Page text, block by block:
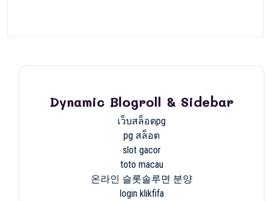
Dynamic Blogroll & Sidebar
เว็บสล็อตpg
pg สล็อต
slot gacor
toto macau
온라인 슬롯솔루면 분양
login klikfifa